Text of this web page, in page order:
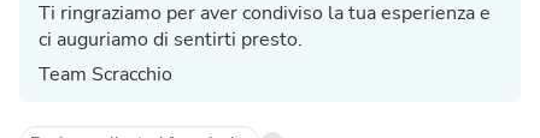
Ti ringraziamo per aver condiviso la tua esperienza e
ci auguriamo di sentirti presto.
Team Scracchio